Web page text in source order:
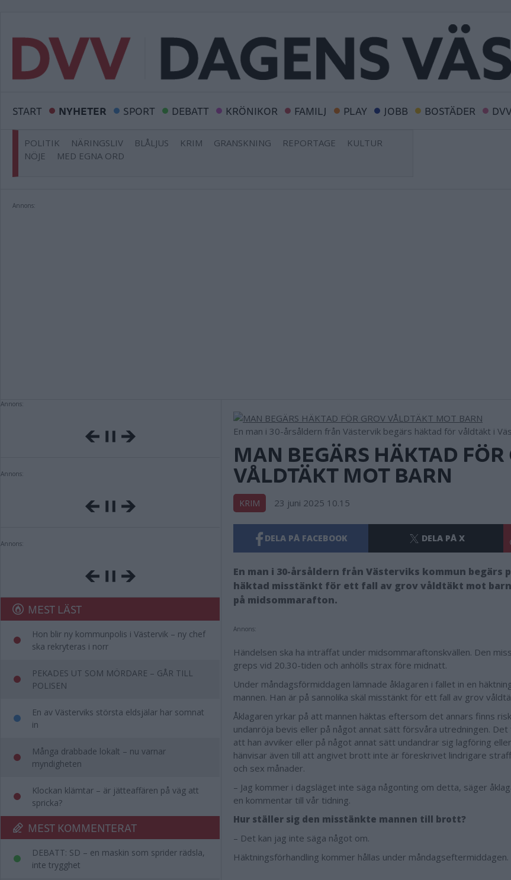
START NYHETER SPORT DEBATT KRÖNIKOR FAMILJ PLAY JOBB BOSTÄDER
POLITIK NÄRINGSLIV BLÅLJUS KRIM GRANSKNING REPORTAGE
KULTUR
NÖJE
MED EGNA ORD
Annons:
Annons:
Annons:
Annons:
MEST LÄST
Hon blir ny kommunpolis i Västervik – ny chef
ska rekryteras i norr
PEKADES UT SOM MÖRDARE – GÅR TILL
POLISEN
En av Västerviks största eldsjälar har somnat
in
Många drabbade lokalt – nu varnar
myndigheten
Klockan klämtar – är jätteaffären på väg att
spricka?
MEST KOMMENTERAT
DEBATT: SD – en maskin som sprider rädsla,
inte trygghet
En man i 30-årsåldern från Västervik begärs häktad för våldtäkt i
MAN BEGÄRS HÄKTAD FÖR
VÅLDTÄKT MOT BARN
KRIM 23 juni 2025 10.15
DELA PÅ FACEBOOK DELA PÅ X
En man i 30-årsåldern från Västerviks kommun begärs
häktad misstänkt för ett fall av grov våldtäkt mot
på midsommarafton.
Annons:
Händelsen ska ha inträffat under midsommaraftonskvällen. Den
greps vid 20.30-tiden och anhölls strax före midnatt.
Under måndagsförmiddagen lämnade åklagaren i fallet in en
mannen. Han är på sannolika skäl misstänkt för ett fall av grov
Åklagaren yrkar på att mannen häktas eftersom det annars finns
undanröja bevis eller på något annat sätt försvåra utredningen. Det
att han avviker eller på något annat sätt undandrar sig lagföring
hänvisar även till att angivet brott inte är föreskrivet lindrigare
och sex månader.
– Jag kommer i dagsläget inte säga någonting om detta, säger
en kommentar till vår tidning.
Hur ställer sig den misstänkte mannen till brott?
– Det kan jag inte säga något om.
Häktningsförhandling kommer hållas under måndagseftermiddagen.